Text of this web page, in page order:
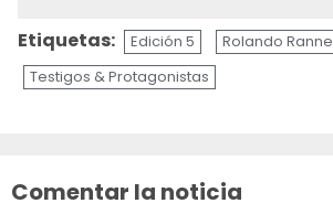
Etiquetas: Edición 5
Rolando Ranne
Testigos & Protagonistas
Comentar la noticia